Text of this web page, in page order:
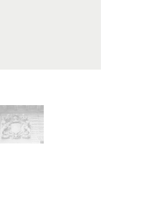
1, página 51,